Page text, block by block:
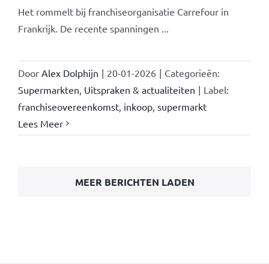
Het rommelt bij franchiseorganisatie Carrefour in
Frankrijk. De recente spanningen ...
Door Alex Dolphijn | 20-01-2026 | Categorieën:
Supermarkten Uitspraken & actualiteiten | Label:
franchiseovereenkomst, inkoop, supermarkt
Lees Meer
MEER BERICHTEN LADEN